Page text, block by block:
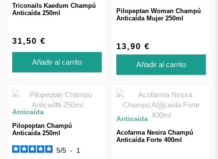
Triconails Kaedum Champú
Anticaída 250ml
31,50 €
Añadir al carrito
Pilopeptan Woman Champú
Anticaída Mujer 250ml
13,90 €
Añadir al carrito
Anticaída
Pilopeptan Champú
Anticaída 250ml
5/5 - 1
Anticaída
Acofarma Nesira Champú
Anticaída Forte 400ml